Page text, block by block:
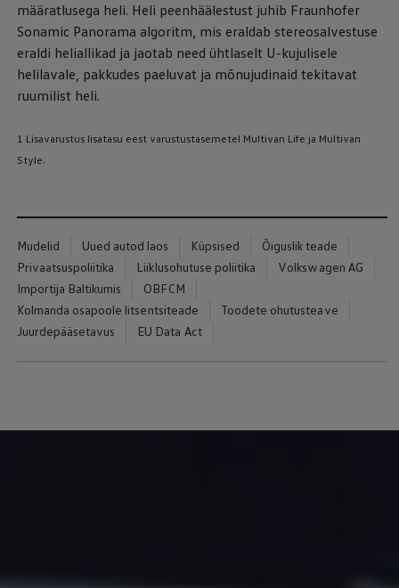
Ringlussevõtt ja tagastamine
Tagasikutsumiskampaaniad
Hoiatus- ja märgutuled
Teie Volkswageni uusimad
Teie Volkswageni uusimad
määratlusega heli. Heli peenhäälestust juhib Fraunhofer
Sonamic Panorama algoritm, mis eraldab stereosalvestuse
eraldi heliallikad ja jaotab need ühtlaselt U-kujulisele
helilavale, pakkudes paeluvat ja mõnujudinaid tekitavat
ruumilist heli.
1 Lisavarustus lisatasu eest varustustasemetel Multivan Life ja Multivan
Style.
Mudelid Uued autod laos Küpsised
Õiguslik teade
Privaatsuspoliitika
Liiklusohutuse poliitika
Volkswagen AG
Importija Baltikumis
OBFCM
Kolmanda osapoole litsentsiteade
Toodete ohutusteave
Juurdepääsetavus
EU Data Act